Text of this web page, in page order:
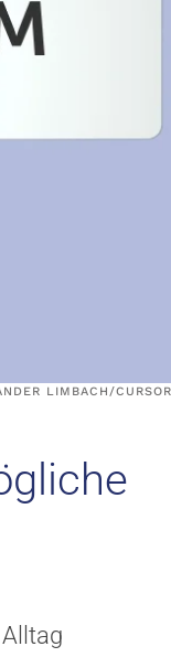
LIMBACH/